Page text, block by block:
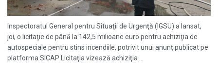
Inspectoratul General pentru Situaţii de Urgenţă (IGSU) a lansat,
joi, o licitaţie de până la 142,5 milioane euro pentru achiziţia de
autospeciale pentru stins incendiile, potrivit unui anunţ publicat pe
platforma SICAP Licitaţia vizează achiziţia ...